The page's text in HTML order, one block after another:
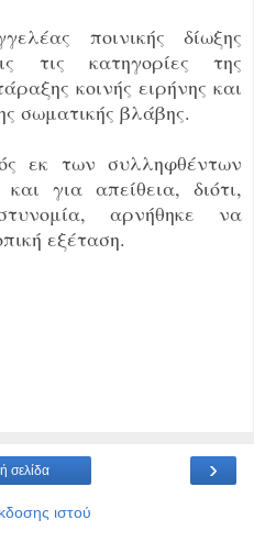
ποινικής δίωξης
τις κατηγορίες της
κοινής ειρήνης και
σωματικής βλάβης.
εκ των συλληφθέντων
για απείθεια, διότι,
αρνήθηκε να
εξέταση.
›
σελίδα
ιστού